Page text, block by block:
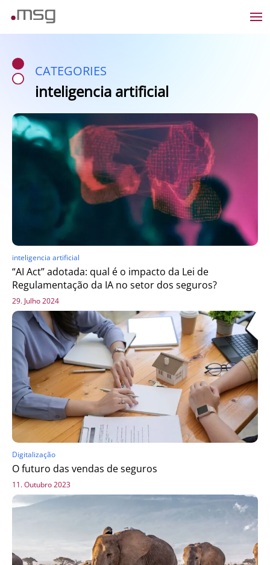
CATEGORIES
inteligencia artificial
inteligencia artificial
“AI Act” adotada: qual é o impacto da Lei de
Regulamentação da IA no setor dos seguros?
29. Julho 2024
Digitalização
O futuro das vendas de seguros
11. Outubro 2023